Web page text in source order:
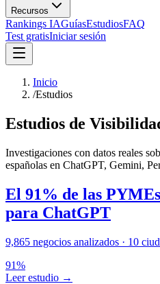
Recursos
Rankings IAGuíasEstudiosFAQ
Test gratisIniciar sesión
Inicio
/Estudios
Estudios de
Investigaciones con datos reales
españolas en ChatGPT, Gemini,
El 91% de las
para ChatGPT
9,865 negocios analizados · 10
91%
Leer estudio →